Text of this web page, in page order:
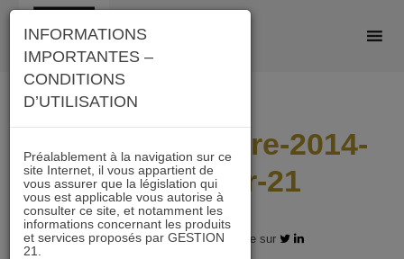
Skip
content
Lettre-Decembre-2014-
Immobilier-21
05.12.2017 - Partagez l'article sur
INFORMATIONS
IMPORTANTES –
CONDITIONS
D’UTILISATION
Préalablement à la navigation sur ce
site Internet, il vous appartient de
vous assurer que la législation qui
vous est applicable vous autorise à
consulter ce site, et notamment les
informations concernant les produits
et services proposés par GESTION
21.